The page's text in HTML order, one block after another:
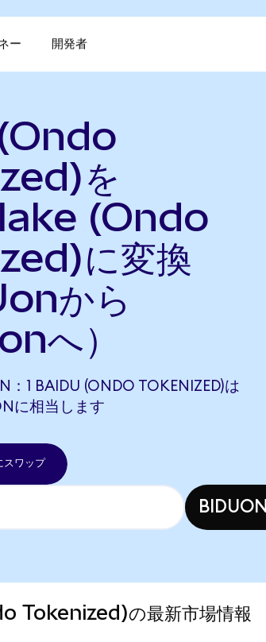
ー 開発者
を
(Ondo
に変換
から
へ）
1 BAIDU (ONDO TOKENIZED)は
に相当します
スワップ
BIDUON
Tokenized)の最新市場情報